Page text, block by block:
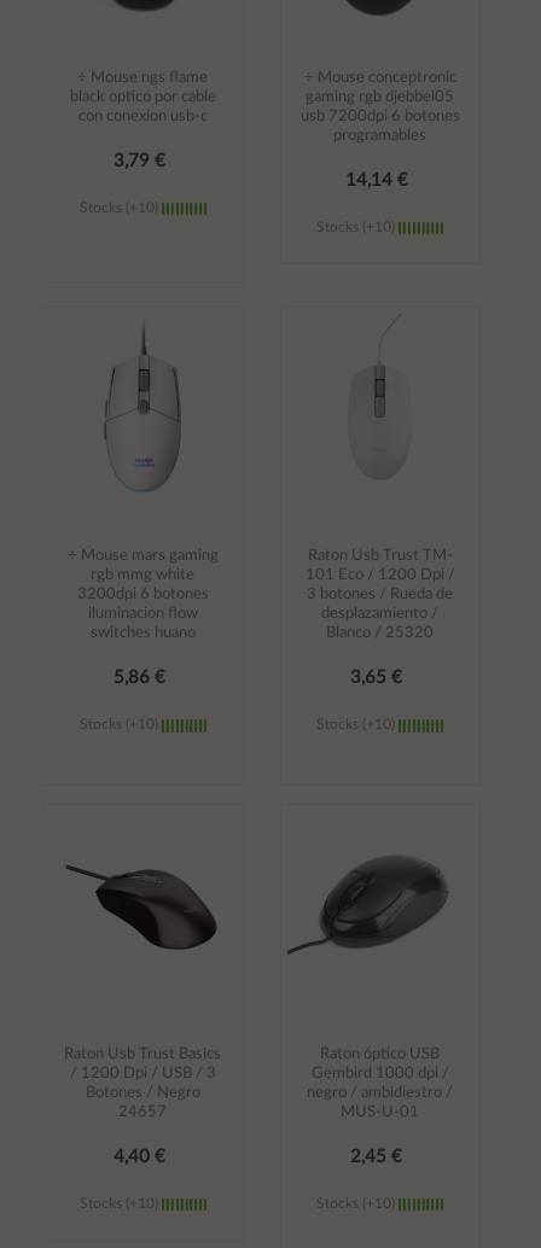
÷ Mouse ngs flame
black optico por cable
con conexion usb-c
3,79 €
Stocks (+10)
carrito
÷ Mouse conceptronic
gaming rgb djebbel05
usb 7200dpi 6 botones
programables
14,14 €
Stocks (+10)
÷ Mouse mars gaming
rgb mmg white
3200dpi 6 botones
iluminacion flow
switches huano
5,86 €
Stocks (+10)
Raton Usb Trust TM-
101 Eco / 1200 Dpi /
3 botones / Rueda de
desplazamiento /
Blanco / 25320
3,65 €
Stocks (+10)
Raton Usb Trust Basics
/ 1200 Dpi / USB / 3
Botones / Negro
24657
4,40 €
Stocks (+10)
Raton óptico USB
Gembird 1000 dpi /
negro / ambidiestro /
MUS-U-01
2,45 €
Stocks (+10)